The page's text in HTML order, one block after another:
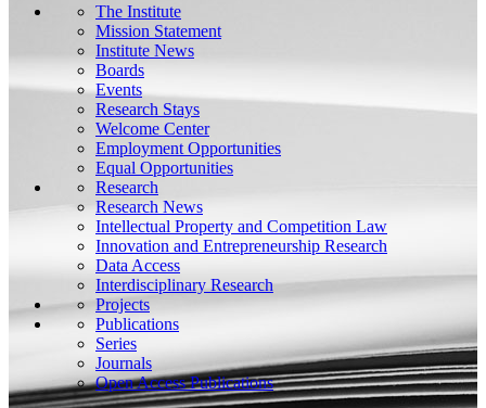
The Institute
Mission Statement
Institute News
Boards
Events
Research Stays
Welcome Center
Employment Opportunities
Equal Opportunities
Research
Research News
Intellectual Property and Competition Law
Innovation and Entrepreneurship Research
Data Access
Interdisciplinary Research
Projects
Publications
Series
Journals
Open Access Publications